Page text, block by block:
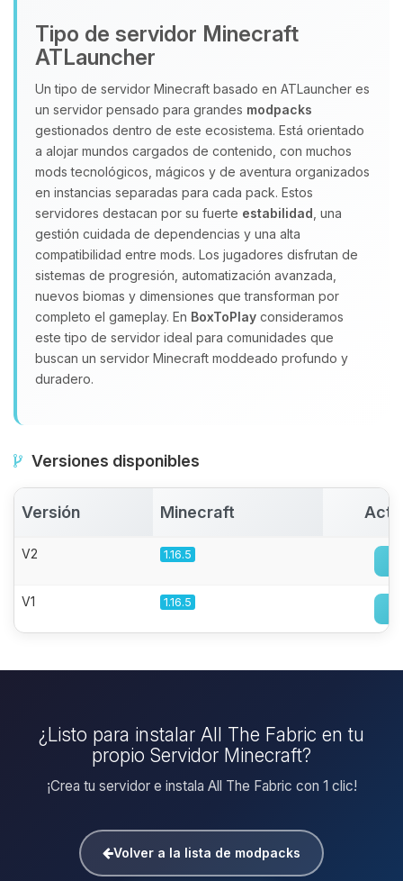
Tipo de servidor Minecraft
ATLauncher
Un tipo de servidor Minecraft basado en ATLauncher es
un servidor pensado para grandes modpacks
gestionados dentro de este ecosistema. Está orientado
a alojar mundos cargados de contenido, con muchos
mods tecnológicos, mágicos y de aventura organizados
en instancias separadas para cada pack. Estos
servidores destacan por su fuerte estabilidad , una
gestión cuidada de dependencias y una alta
compatibilidad entre mods. Los jugadores disfrutan de
sistemas de progresión, automatización avanzada,
nuevos biomas y dimensiones que transforman por
completo el gameplay. En BoxToPlay consideramos
este tipo de servidor ideal para comunidades que
buscan un servidor Minecraft moddeado profundo y
duradero.
Versiones disponibles
Versión Minecraft
V2 1.16.5
V1 1.16.5
¿Listo para instalar All The Fabric en tu
propio Servidor Minecraft?
¡Crea tu servidor e instala All The Fabric con 1 clic!
Volver a la lista de modpacks
Yupi, por fin alguien con quien
hablar! Soy Choupy, tu pequeno
asistente de BoxToPlay. Cuentame
que necesitas y moveré mis
pequenos circuitos para ayudarte.
07/08/2026 14:50